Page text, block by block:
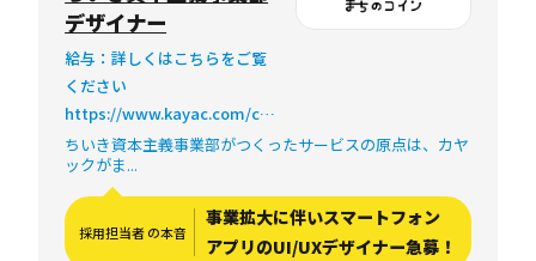
デザイナー
給与：詳しくはこちらをご覧
ください
https://www.kayac.com/co
mpany/institution#compan
y-institution-eval
ちいき資本主義事業部がつくったサービスの原点は、カヤ
ックがま...
採用担当者 の本音
事業拡大に伴いスマートフォン
アプリのUI/UXデザイナー急募！